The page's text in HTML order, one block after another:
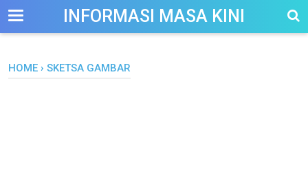
--> INFORMASI MASA KINI
HOME › SKETSA GAMBAR